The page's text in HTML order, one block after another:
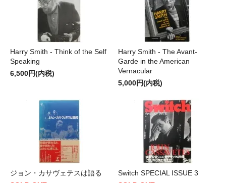
Harry Smith - Think of the Self
Speaking
6,500円(内税)
Harry Smith - The Avant-
Garde in the American
Vernacular
5,000円(内税)
ジョン・カサヴェテスは語る
Switch SPECIAL ISSUE 3